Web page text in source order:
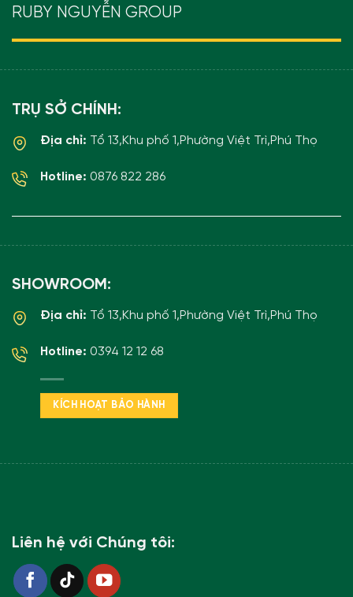
RUBY NGUYỄN GROUP
TRỤ SỞ CHÍNH:
Địa chỉ: Tổ 13,Khu phố 1,Phường Việt Trì,Phú Thọ
Hotline: 0876 822 286
SHOWROOM:
Địa chỉ: Tổ 13,Khu phố 1,Phường Việt Trì,Phú Thọ
Hotline: 0394 12 12 68
KÍCH HOẠT BẢO HÀNH
Liên hệ với Chúng tôi: